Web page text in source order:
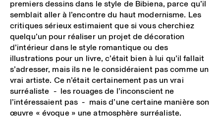
premiers dessins dans le style de Bibiena, parce qu’il
semblait aller à l’encontre du haut modernisme. Les
critiques sérieux estimaient que si vous cherchiez
quelqu’un pour réaliser un projet de décoration
d’intérieur dans le style romantique ou des
illustrations pour un livre, c’était bien à lui qu’il fallait
s’adresser, mais ils ne le considéraient pas comme un
vrai artiste. Ce n’était certainement pas un vrai
surréaliste ­-­ les rouages de l’inconscient ne
l’intéressaient pas ­-­ mais d’une certaine manière son
œuvre « évoque » une atmosphère surréaliste.